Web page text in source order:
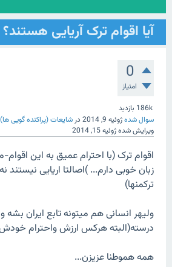
آیا اقوام ترک آریایی هستند؟
0
امتیاز
186k بازدید
سوال شدهژوئیه 9, 2014 در شایعات (پراکنده گویی ها)
ویرایش شدهژوئیه 15, 2014
اقوام ترک (با احترام عمیق به این
زبان خوبی دارم... )اصالتا اریایی نیستند
ترکمنها)
ولیهر انسانی هم میتونه تابع ایران
درسته(البته هرکس ارزش واحترام خودش
همه هموطنا عزیزن...